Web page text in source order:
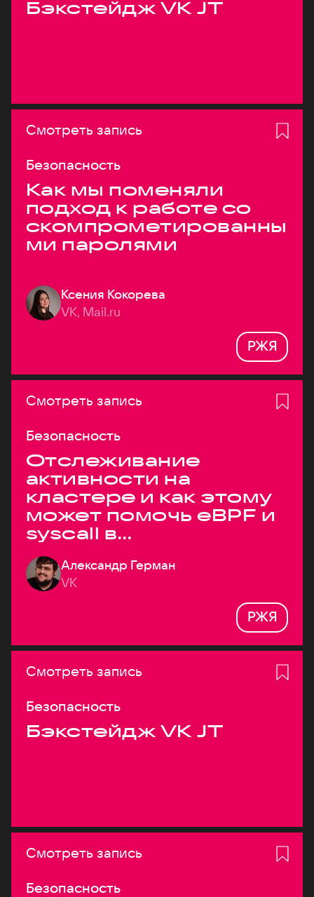
Бэкстейдж VK JT
Смотреть запись
Безопасность
Как мы поменяли
подход к работе со
скомпрометированны
ми паролями
Ксения Кокорева
VK, Mail.ru
РЖЯ
Смотреть запись
Безопасность
Отслеживание
активности на
кластере и как этому
может помочь eBPF и
syscall в
высоконагруженных
системах
Александр Герман
VK
РЖЯ
Смотреть запись
Безопасность
Бэкстейдж VK JT
Смотреть запись
Безопасность